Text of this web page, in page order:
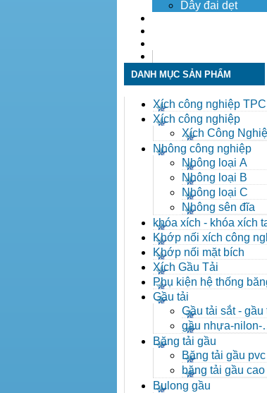
Dây đai dẹt
DANH MỤC SẢN PHẨM
Xích công nghiệp TPC
Toàn Phát
Xích công nghiệp
Xích Công
Xich Cong
Nhông công nghiệp
Nhông loại A
Nhông loại B
Nhông loại C
Nhông sên đĩa
khóa xích - khóa xích
- khóa xích công
Khớp nối xích công
Khớp nối mặt bích
Xích Gầu Tải
Phụ kiện hệ thống
Gầu tải
Gầu tải sắt - gầu
inox
gầu nhựa-nilon-
HDPE
Băng tải gầu
Băng tải gầu pvc
băng tải gầu cao
Bulong gầu